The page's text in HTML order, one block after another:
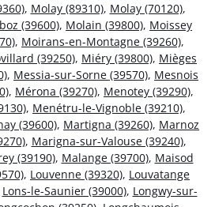
, Molay (89310), Molay (70120),
(39600), Molain (39800), Moissey
, Moirans-en-Montagne (39260),
(39250), Miéry (39800), Mièges
, Messia-sur-Sorne (39570), Mesnois
, Mérona (39270), Menotey (39290),
, Menétru-le-Vignoble (39210),
(39600), Martigna (39260), Marnoz
, Marigna-sur-Valouse (39240),
(39190), Malange (39700), Maisod
, Louvenne (39320), Louvatange
Lons-le-Saunier (39000), Longwy-sur-